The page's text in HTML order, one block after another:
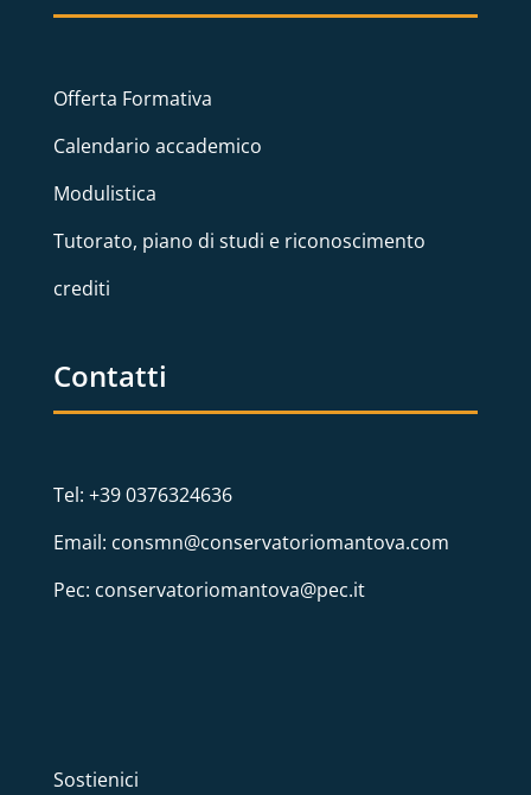
Offerta Formativa
Calendario accademico
Modulistica
Tutorato, piano di studi e riconoscimento
crediti
Contatti
Tel: +39 0376324636
Email: consmn@conservatoriomantova.com
Pec: conservatoriomantova@pec.it
Sostienici